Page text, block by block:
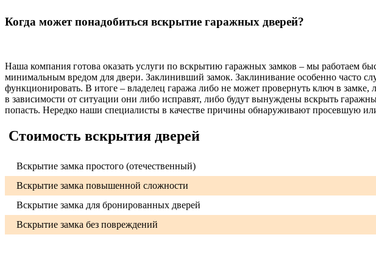
Когда может понадобиться вскрытие гаражных дверей?
Наша компания готова оказать услуги по вскрытию гаражных замков – мы работаем
минимальным вредом для двери. Заклинивший замок. Заклинивание особенно часто
функционировать. В итоге – владелец гаража либо не может провернуть ключ в
в зависимости от ситуации они либо исправят, либо будут вынуждены вскрыть
попасть. Нередко наши специалисты в качестве причины обнаруживают просевшую
Стоимость вскрытия дверей
Вскрытие замка простого (отечественный)
Вскрытие замка повышенной сложности
Вскрытие замка для бронированных дверей
Вскрытие замка без повреждений